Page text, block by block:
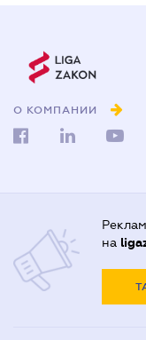
О КОМПАНИИ
на